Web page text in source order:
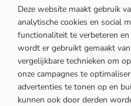
MIS
Schrijf je in voor de
hoogte van het laatste
Deze website maakt gebruik
analytische cookies en social
functionaliteit te verbeteren
wordt er gebruikt gemaakt
vergelijkbare technieken om
onze campagnes te
advertenties te tonen op en
kunnen ook door derden